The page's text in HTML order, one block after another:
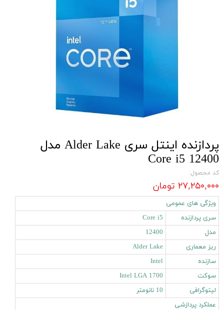
پردازنده اینتل سری Alder Lake مدل
Core i5 12400
کد محصول:
۲۷,۲۵۰,۰۰۰ تومان
ویژگی های عمومی
سری پردازنده
Core i5
مدل
12400
ریز معماری
Alder Lake
سازنده
Intel
سوکت
Intel LGA 1700
لیتوگرافی
10 نانومتر
عملکرد پردازشی